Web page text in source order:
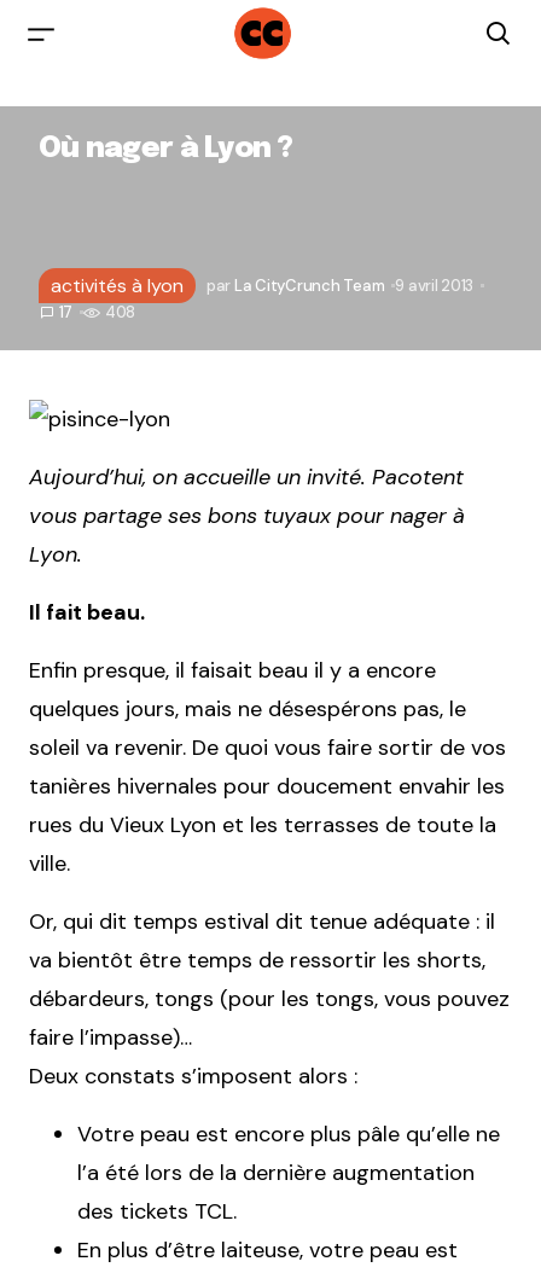
Où nager à Lyon ?
activités à lyon par La CityCrunch Team 9 avril 2013
17
408
Aujourd’hui, on accueille un invité. Pacotent
vous partage ses bons tuyaux pour nager à
Lyon.
Il fait beau.
Enfin presque, il faisait beau il y a encore
quelques jours, mais ne désespérons pas, le
soleil va revenir. De quoi vous faire sortir de vos
tanières hivernales pour doucement envahir les
rues du Vieux Lyon et les terrasses de toute la
ville.
Or, qui dit temps estival dit tenue adéquate : il
va bientôt être temps de ressortir les shorts,
débardeurs, tongs (pour les tongs, vous pouvez
faire l’impasse)…
Deux constats s’imposent alors :
Votre peau est encore plus pâle qu’elle ne
l’a été lors de la dernière augmentation
des tickets TCL.
En plus d’être laiteuse, votre peau est